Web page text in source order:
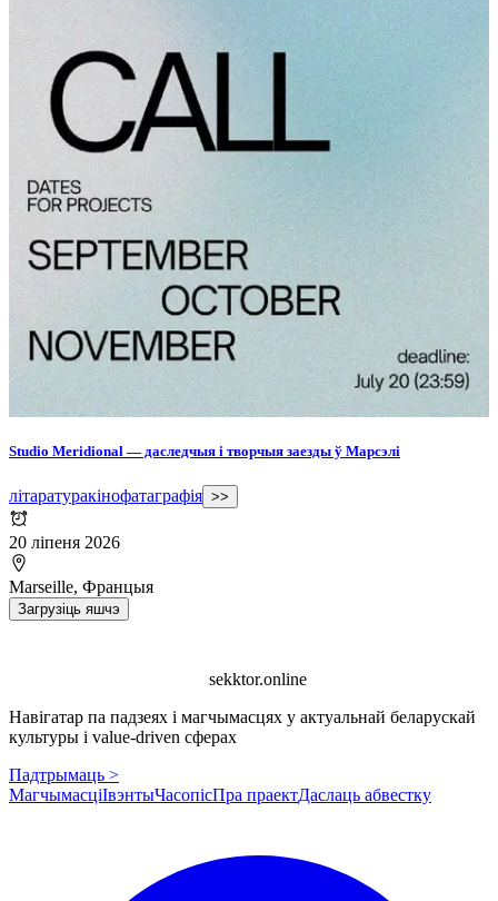
Studio Meridional — даследчыя і творчыя заезды ў Марсэлі
літаратуракінофатаграфія >>
20 ліпеня 2026
Marseille, Францыя
Загрузіць яшчэ
sekktor.online
Навігатар па падзеях і магчымасцях у актуальнай беларускай
культуры і value-driven сферах
Падтрымаць >
МагчымасціІвэнтыЧасопісПра праектДаслаць абвестку